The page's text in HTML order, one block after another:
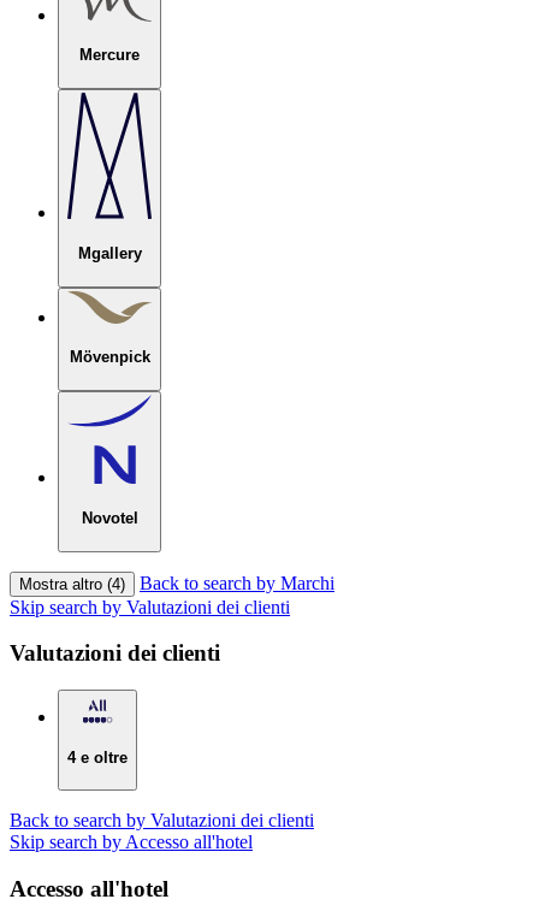
Mercure
Mgallery
Mövenpick
Novotel
Mostra altro (4)
Back to search by Marchi
Skip search by Valutazioni dei clienti
Valutazioni dei clienti
4 e oltre
Back to search by Valutazioni dei clienti
Skip search by Accesso all'hotel
Accesso all'hotel